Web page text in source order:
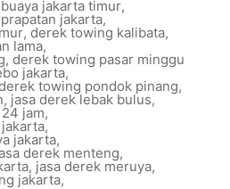
jakarta timur,
jakarta,
, derek towing kalibata,
lama,
, derek towing pasar minggu
jakarta,
towing pondok pinang,
, jasa derek lebak bulus,
jam,
,
jakarta,
derek menteng,
, jasa derek meruya,
jakarta,